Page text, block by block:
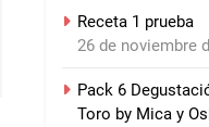
Receta 1 prueba
26 de noviembre
Pack 6
Toro by Mica y